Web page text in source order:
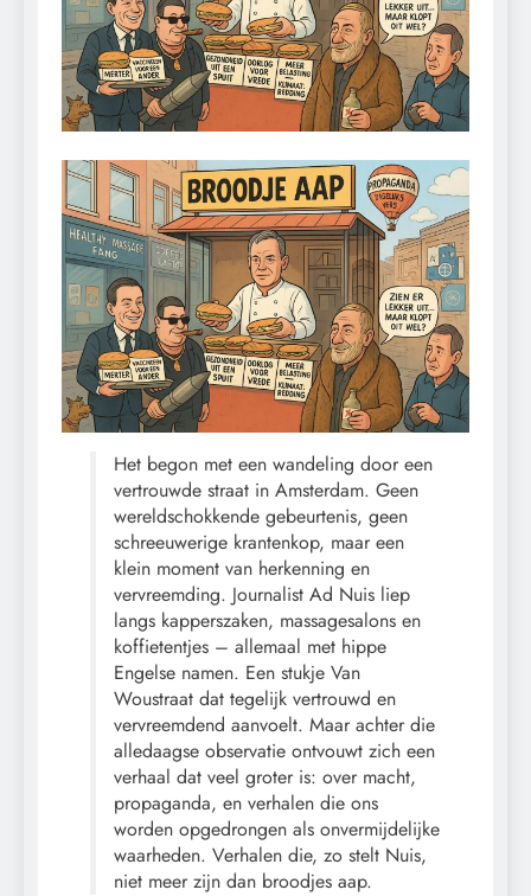
Het begon met een wandeling door een
vertrouwde straat in Amsterdam. Geen
wereldschokkende gebeurtenis, geen
schreeuwerige krantenkop, maar een
klein moment van herkenning en
vervreemding. Journalist Ad Nuis liep
langs kapperszaken, massagesalons en
koffietentjes – allemaal met hippe
Engelse namen. Een stukje Van
Woustraat dat tegelijk vertrouwd en
vervreemdend aanvoelt. Maar achter die
alledaagse observatie ontvouwt zich een
verhaal dat veel groter is: over macht,
propaganda, en verhalen die ons
worden opgedrongen als onvermijdelijke
waarheden. Verhalen die, zo stelt Nuis,
niet meer zijn dan broodjes aap.